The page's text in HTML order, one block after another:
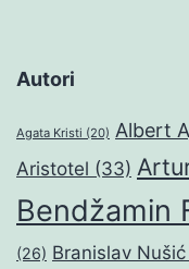
Autori
Agata Kristi (20) Albert
Aristotel (33)
Bendžamin
(26) Branislav Nušić